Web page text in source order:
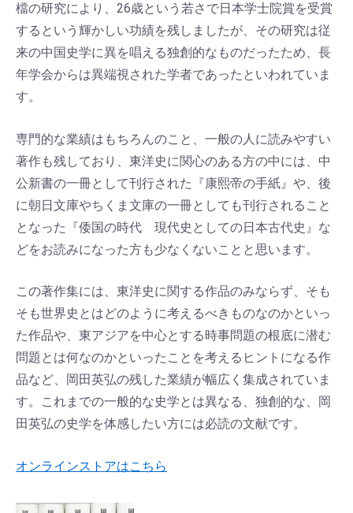
檔の研究により、26歳という若さで日本学士院賞を受賞
するという輝かしい功績を残しましたが、その研究は従
来の中国史学に異を唱える独創的なものだったため、長
年学会からは異端視された学者であったといわれていま
す。
専門的な業績はもちろんのこと、一般の人に読みやすい
著作も残しており、東洋史に関心のある方の中には、中
公新書の一冊として刊行された『康熙帝の手紙』や、後
に朝日文庫やちくま文庫の一冊としても刊行されること
となった『倭国の時代 現代史としての日本古代史』な
どをお読みになった方も少なくないことと思います。
この著作集には、東洋史に関する作品のみならず、そも
そも世界史とはどのように考えるべきものなのかといっ
た作品や、東アジアを中心とする時事問題の根底に潜む
問題とは何なのかといったことを考えるヒントになる作
品など、岡田英弘の残した業績が幅広く集成されていま
す。これまでの一般的な史学とは異なる、独創的な、岡
田英弘の史学を体感したい方には必読の文献です。
オンラインストアはこちら